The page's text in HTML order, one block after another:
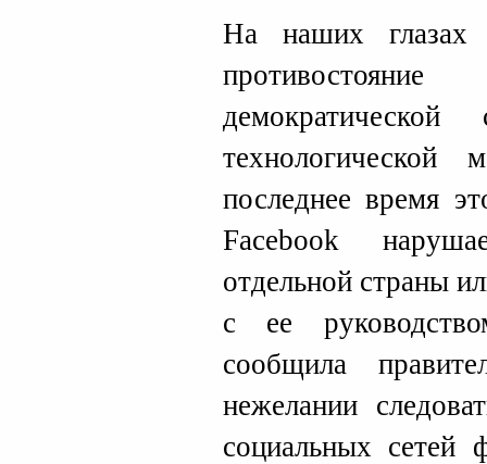
На наших глазах
последнее время
Facebook
отдельной страны
с ее
сообщила
нежелании
социальных сетей